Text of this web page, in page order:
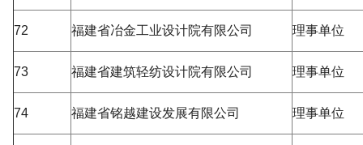
72 福建省冶金工业设计院有限公司 理事单位
73 福建省建筑轻纺设计院有限公司 理事单位
74 福建省铭越建设发展有限公司 理事单位